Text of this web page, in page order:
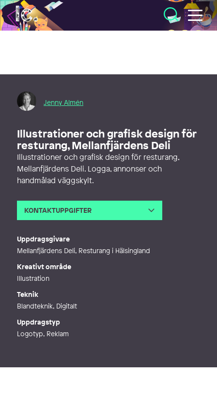
Illustratörcentrum
Jenny Almén
Illustrationer och grafisk design för
resturang, Mellanfjärdens Deli
Illustrationer och grafisk design för resturang,
Mellanfjärdens Deli. Logga, annonser och
handmålad väggskylt.
KONTAKTUPPGIFTER
Uppdragsgivare
Mellanfjärdens Deli, Resturang i Hälsingland
Kreativt område
Illustration
Teknik
Blandteknik, Digitalt
Uppdragstyp
Logotyp, Reklam